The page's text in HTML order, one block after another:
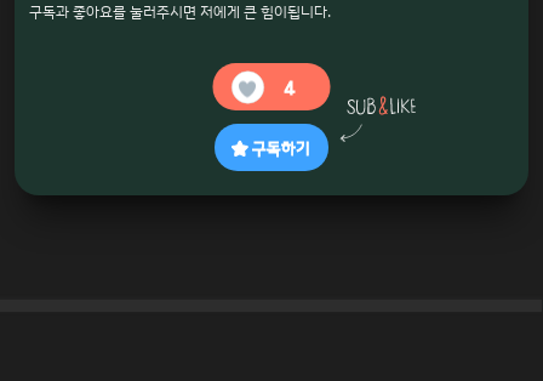
구독과 좋아요를 눌러주시면 저에게 큰 힘이됩니다.
4
구독하기